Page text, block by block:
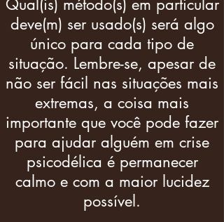
Qual(is) método(s) em particular
deve(m) ser usado(s) será algo
único para cada tipo de
situação. Lembre-se, apesar de
não ser fácil nas situações mais
extremas, a coisa mais
importante que você pode fazer
para ajudar alguém em crise
psicodélica é permanecer
calmo e com a maior lucidez
possível.